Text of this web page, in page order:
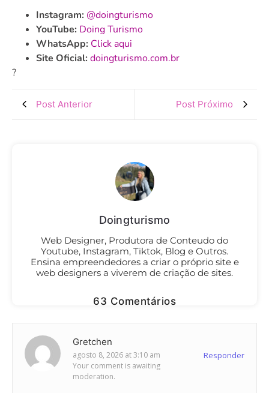
Instagram: @doingturismo
YouTube: Doing Turismo
WhatsApp: Click aqui
Site Oficial:doingturismo.com.br
?
Post Anterior Post Próximo
Doingturismo
Web Designer, Produtora de Conteudo do
Youtube, Instagram, Tiktok, Blog e Outros.
Ensina empreendedores a criar o próprio site e
web designers a viverem de criação de sites.
63 Comentários
Gretchen
agosto 8, 2026 at 3:10 am Responder
Your comment is awaiting
moderation.